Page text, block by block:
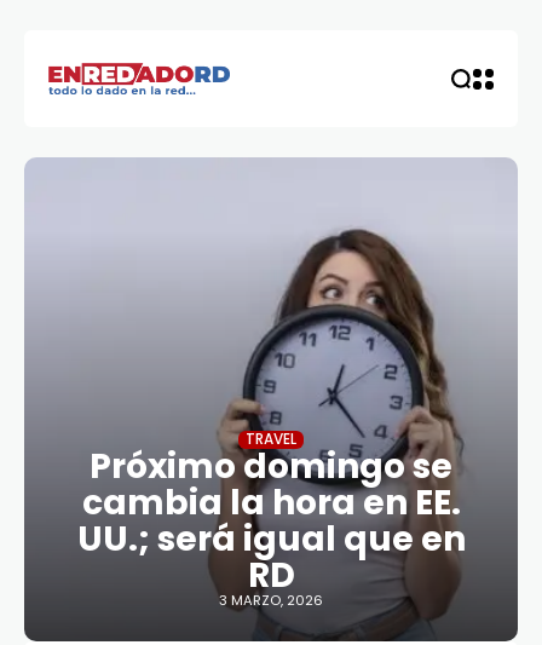
TRAVEL
Próximo domingo se
cambia la hora en EE.
UU.; será igual que en
RD
3 MARZO, 2026